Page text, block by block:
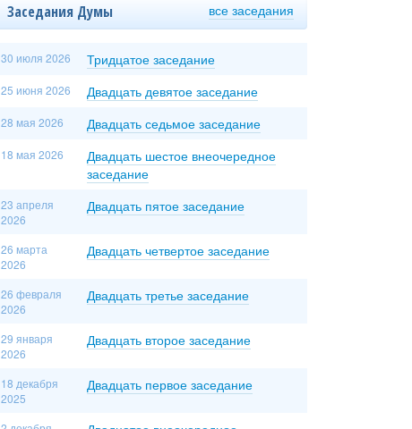
Заседания Думы все заседания
30 июля 2026 Тридцатое заседание
25 июня 2026 Двадцать девятое заседание
28 мая 2026 Двадцать седьмое заседание
18 мая 2026
Двадцать шестое внеочередное
заседание
23 апреля
2026
Двадцать пятое заседание
26 марта
2026
Двадцать четвертое заседание
26 февраля
2026
Двадцать третье заседание
29 января
2026
Двадцать второе заседание
18 декабря
2025
Двадцать первое заседание